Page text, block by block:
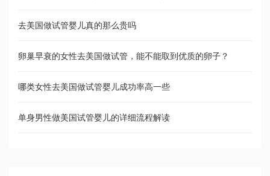
去美国做试管婴儿真的那么贵吗
卵巢早衰的女性去美国做试管，能不能取到优质的卵子？
哪类女性去美国做试管婴儿成功率高一些
单身男性做美国试管婴儿的详细流程解读